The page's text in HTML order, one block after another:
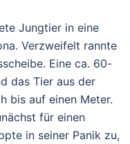
Jungtier in eine
Verzweifelt rannte
Eine ca. 60-
das Tier aus der
bis auf einen Meter.
für einen
in seiner Panik zu,